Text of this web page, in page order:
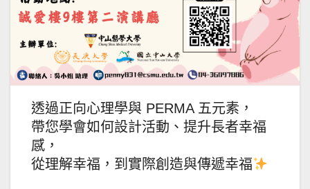
透過正向心理學與 PERMA 五元素，
帶您學會如何設計活動、提升長者幸福
感，
從理解幸福，到實際創造與傳遞幸福